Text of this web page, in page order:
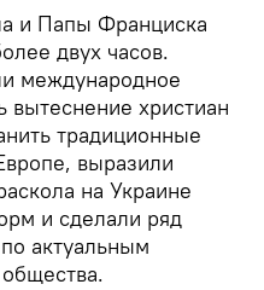
и Папы Франциска
двух часов.
международное
вытеснение христиан
традиционные
выразили
на Украине
и сделали ряд
актуальным